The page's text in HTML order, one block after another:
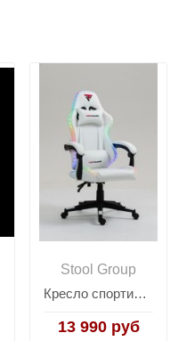
Stool Group
Кресло спортивное TopChairs Druid белый
13 990 руб